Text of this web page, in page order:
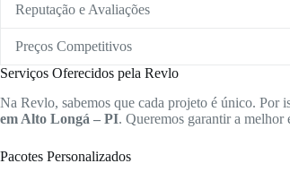
Reputação e Avaliações
Preços Competitivos
Serviços Oferecidos pela Revlo
Na Revlo, sabemos que cada projeto é único. Por
em Alto Longá – PI. Queremos garantir a melhor
Pacotes Personalizados